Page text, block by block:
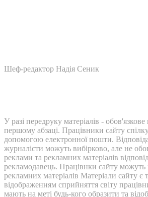
Шеф-редактор Надія Сеник
У разі передруку матеріалів -
першому абзаці. Працівники сайту
допомогою електронної пошти.
журналісти можуть вибірково, але не
реклами та рекламних матеріалів
рекламодавець. Працівнки сайту можуть
рекламних матеріалів Матеріали сайту є
відображенням сприйняття світу
мають на меті будь-кого образити та